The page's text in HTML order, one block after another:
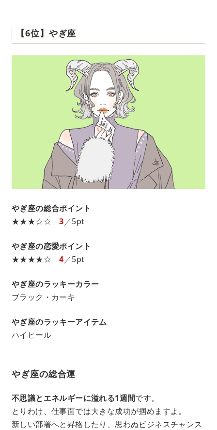
【6位】やぎ座
やぎ座の総合ポイント
★★★☆☆3／5pt
やぎ座の恋愛ポイント
★★★★☆4／5pt
やぎ座のラッキーカラー
ブラック・カーキ
やぎ座のラッキーアイテム
ハイヒール
やぎ座の総合運
不思議とエネルギーに溢れる1週間です。
とりわけ、仕事面では大きな成功が掴めますよ。
新しい部署へと昇格したり、思わぬビジネスチャンス